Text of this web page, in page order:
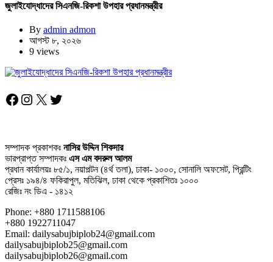
জুলাইযোদ্ধাদের সিএনজি-রিকশা উপহার প্রধানমন্ত্রীর
By admin admon
আগস্ট ৮, ২০২৬
9 views
Facebook
Instagram
X Twitter
সম্পাদক প্রকাশকঃ নাসির উদ্দিন শিকদার
ভারপ্রাপ্ত সম্পাদকঃ এস এম বদরুল আলম
প্রধান কার্যালয়ঃ ৮৫/১, নয়াপল্টন (৪র্থ তলা), ঢাকা- ১০০০, সোনালি অফসেট, প্রিন্টিং
প্রেসঃ ১৯৪/৪ ফকিরাপুল, মতিঝিল, ঢাকা থেকে প্রকাশিতঃ ১০০০
রেজিঃ নং ডিএ - ১৪১২
Phone: +880 1711588106
+880 1922711047
Email: dailysabujbiplob24@gmail.com
dailysabujbiplob25@gmail.com
dailysabujbiplob26@gmail.com